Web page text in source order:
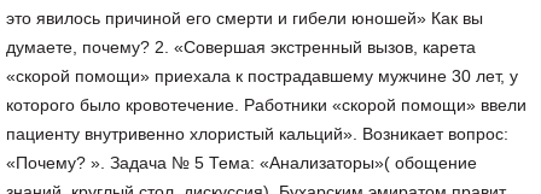
это явилось причиной его смерти и гибели юношей» Как вы
думаете, почему? 2. «Совершая экстренный вызов, карета
«скорой помощи» приехала к пострадавшему мужчине 30 лет, у
которого было кровотечение. Работники «скорой помощи» ввели
пациенту внутривенно хлористый кальций». Возникает вопрос:
«Почему? ». Задача № 5 Тема: «Анализаторы»( обощение